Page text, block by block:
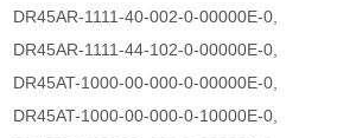
DR45AR-1111-40-002-0-00000E-0,
DR45AR-1111-44-102-0-00000E-0,
DR45AT-1000-00-000-0-00000E-0,
DR45AT-1000-00-000-0-10000E-0,